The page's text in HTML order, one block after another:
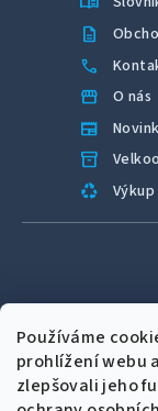
Používáme
prohlížení webu
zlepšovali jeho
description
call
storefront O nás
newspaper
inventory_2
recycling
verified
shield